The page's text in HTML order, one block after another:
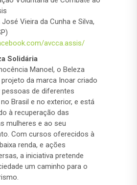
Vieira da Cunha e Silva,
avcca.assis/
Solidária
Manoel, o Beleza
da marca Inoar criado
de diferentes
Brasil e no exterior, e está
à recuperação das
mulheres e ao seu
Com cursos oferecidos à
renda, e ações
a iniciativa pretende
um caminho para o